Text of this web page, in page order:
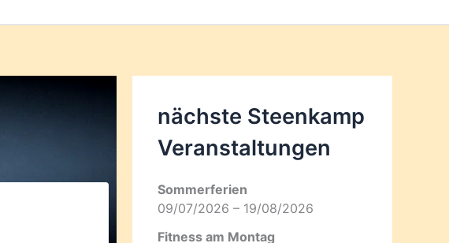
nächste Steenkamp
Veran­staltungen
Sommerferien
09/07/2026 – 19/08/2026
Fitness am Montag